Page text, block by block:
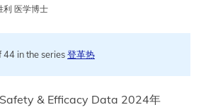
利 医学博士
in the series登革热
& Efficacy Data 2024年